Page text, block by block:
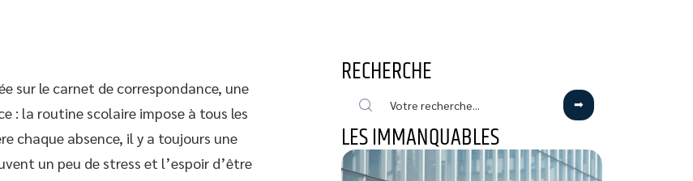
sur le carnet de correspondance, une
: la routine scolaire impose à tous les
chaque absence, il y a toujours une
un peu de stress et l’espoir d’être
RECHERCHE
LES IMMANQUABLES